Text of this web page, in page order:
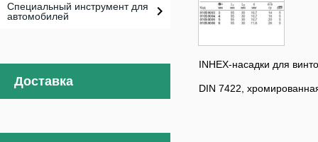
Специальный инструмент для
автомобилей
Доставка
INHEX-насадки для
DIN 7422,